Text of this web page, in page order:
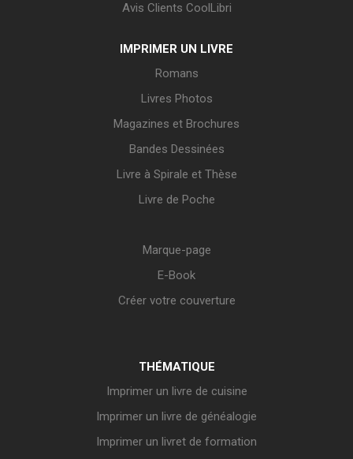
Avis Clients CoolLibri
IMPRIMER UN LIVRE
Romans
Livres Photos
Magazines et Brochures
Bandes Dessinées
Livre à Spirale et Thèse
Livre de Poche
Marque-page
E-Book
Créer votre couverture
THÉMATIQUE
Imprimer un livre de cuisine
Imprimer un livre de généalogie
Imprimer un livret de formation